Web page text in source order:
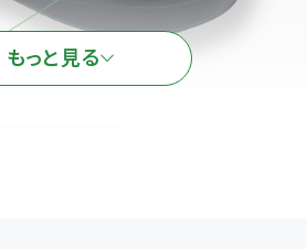
もっと見る